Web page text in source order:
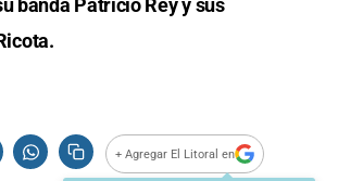
banda Patricio Rey y sus
+ Agregar El Litoral en